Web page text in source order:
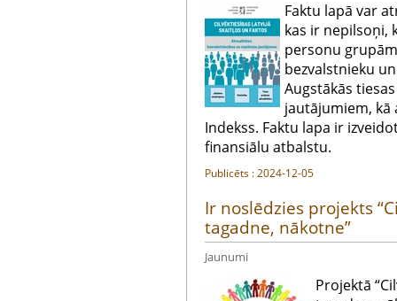
Faktu lapā var
kas ir nepilsoņi,
personu
bezvalstnieku
Augstākās
jautājumiem, kā
Indekss. Faktu lapa ir
finansiālu atbalstu.
Publicēts : 2024-12-05
Ir noslēdzies projekts
tagadne, nākotne”
Jaunumi
Projektā